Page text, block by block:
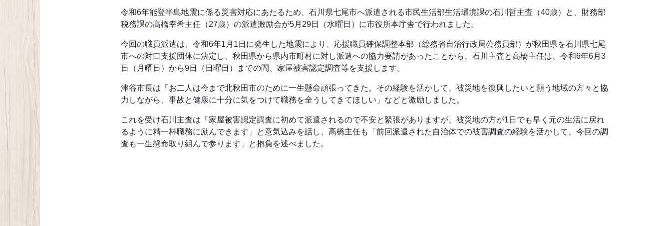
令和6年能登半島地震に係る災害対応にあたるため、石川県七尾市へ派遣される市民生活部生活環境課の石川哲主査（40歳）と、財務部
税務課の高橋幸希主任（27歳）の派遣激励会が5月29日（水曜日）に市役所本庁舎で行われました。
今回の職員派遣は、令和6年1月1日に発生した地震により、応援職員確保調整本部（総務省自治行政局公務員部）が秋田県を石川県七尾
市への対口支援団体に決定し、秋田県から県内市町村に対し派遣への協力要請があったことから、石川主査と高橋主任は、令和6年6月3
日（月曜日）から9日（日曜日）までの間、家屋被害認定調査等を支援します。
津谷市長は「お二人は今まで北秋田市のために一生懸命頑張ってきた。その経験を活かして、被災地を復興したいと願う地域の方々と協
力しながら、事故と健康に十分に気をつけて職務を全うしてきてほしい」などと激励しました。
これを受け石川主査は「家屋被害認定調査に初めて派遣されるので不安と緊張がありますが、被災地の方が1日でも早く元の生活に戻れ
るように精一杯職務に励んできます」と意気込みを話し、高橋主任も「前回派遣された自治体での被害調査の経験を活かして、今回の調
査も一生懸命取り組んで参ります」と抱負を述べました。